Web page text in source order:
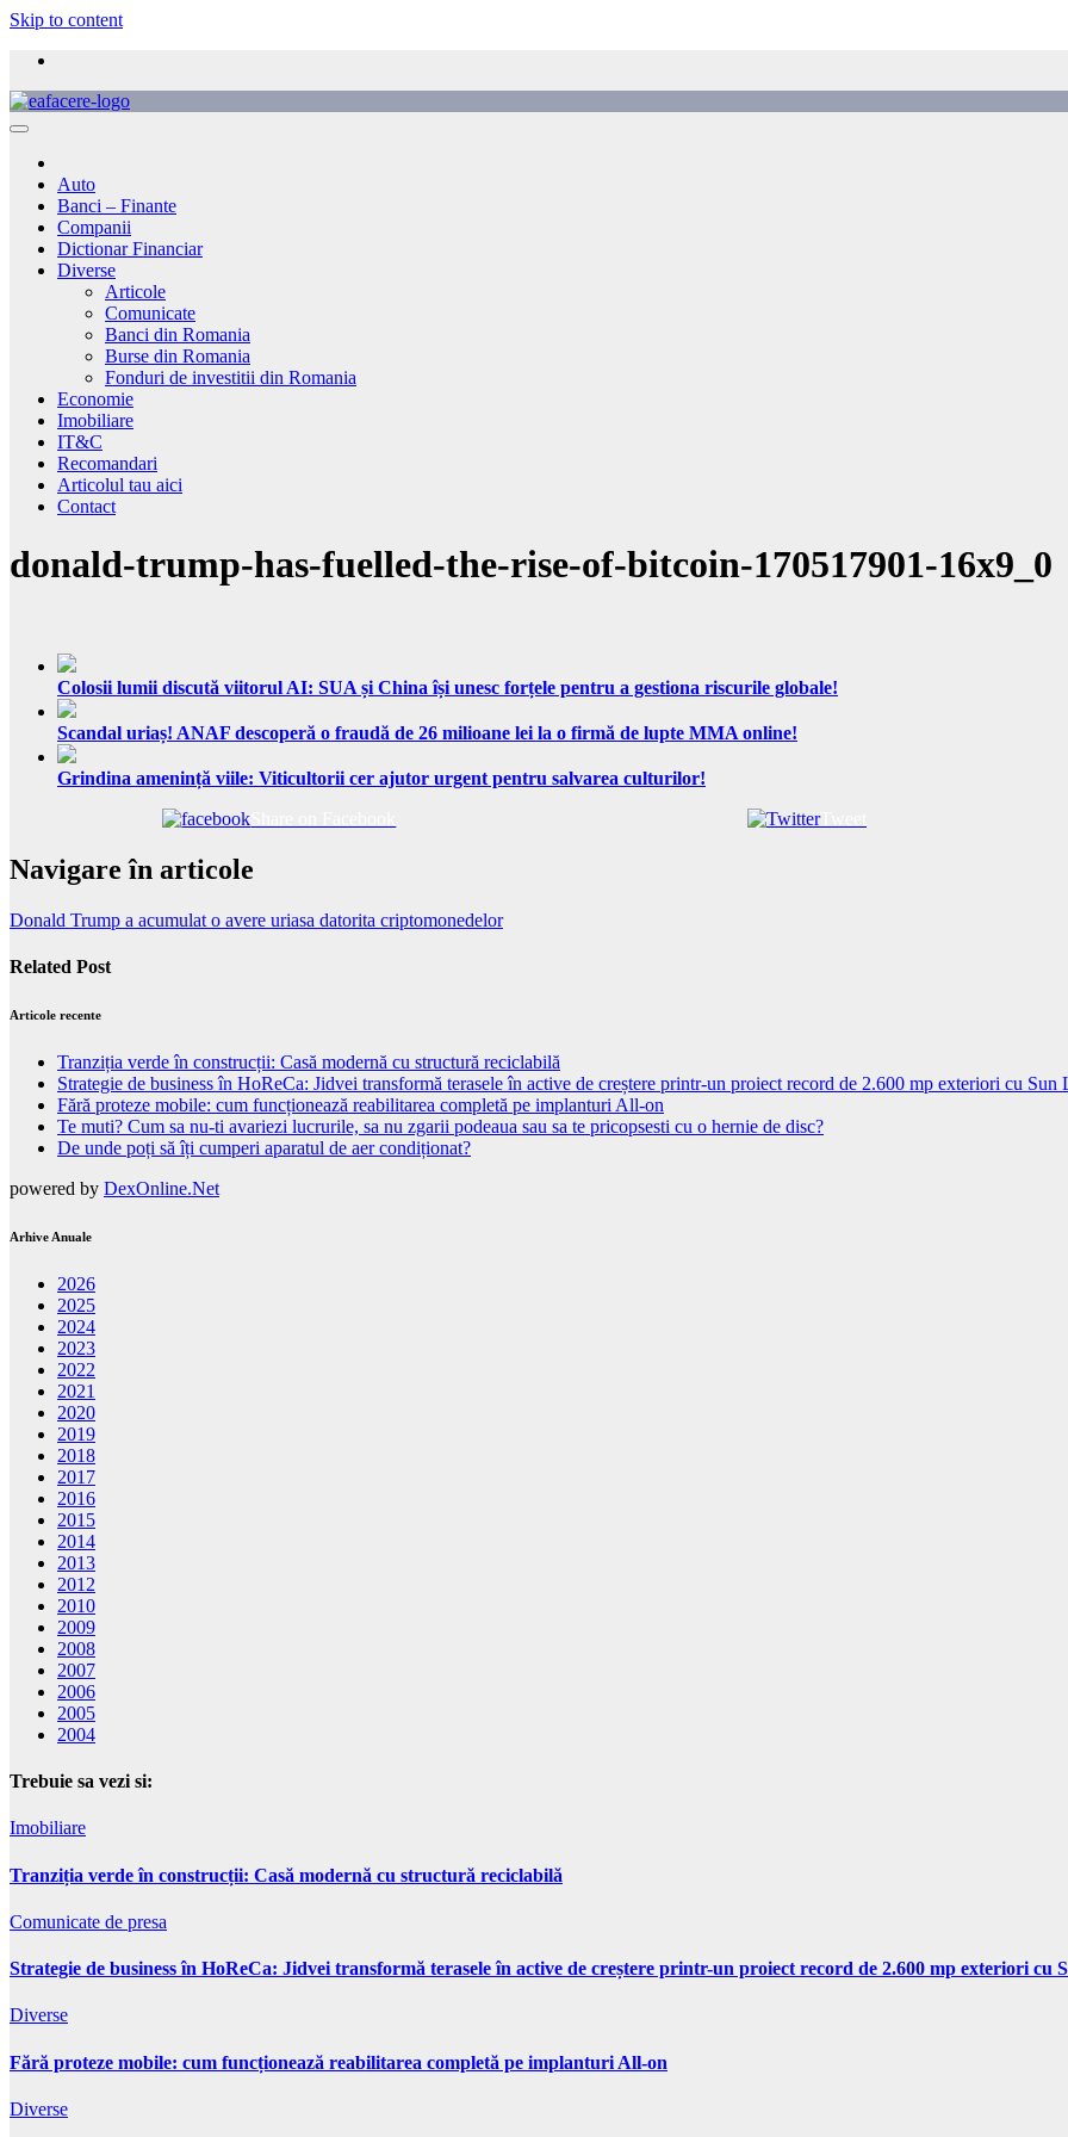
Skip to content
Auto
Banci – Finante
Companii
Dictionar Financiar
Diverse
Articole
Comunicate
Banci din Romania
Burse din Romania
Fonduri de investitii din Romania
Economie
Imobiliare
IT&C
Recomandari
Articolul tau aici
Contact
donald-trump-has-fuelled-the-rise-of-bitcoin-170517901-16x9_0
Colosii lumii discută viitorul AI: SUA și China își unesc forțele pentru a gestiona riscurile globale!
Scandal uriaș! ANAF descoperă o fraudă de 26 milioane lei la o firmă de lupte MMA online!
Grindina amenință viile: Viticultorii cer ajutor urgent pentru salvarea culturilor!
Tweet
Navigare în articole
Donald Trump a acumulat o avere uriasa datorita criptomonedelor
Related Post
Articole recente
Tranziția verde în construcții: Casă modernă cu structură reciclabilă
Strategie de business în HoReCa: Jidvei transformă terasele în active de creștere printr-un proiect record de 2.600 mp exteriori cu Sun
Fără proteze mobile: cum funcționează reabilitarea completă pe implanturi All-on
Te muti? Cum sa nu-ti avariezi lucrurile, sa nu zgarii podeaua sau sa te pricopsesti cu o hernie de disc?
De unde poți să îți cumperi aparatul de aer condiționat?
powered by DexOnline.Net
Arhive Anuale
2026
2025
2024
2023
2022
2021
2020
2019
2018
2017
2016
2015
2014
2013
2012
2010
2009
2008
2007
2006
2005
2004
Trebuie sa vezi si:
Imobiliare
Tranziția verde în construcții: Casă modernă cu structură reciclabilă
Comunicate de presa
Strategie de business în HoReCa: Jidvei transformă terasele în active de creștere printr-un proiect record de 2.600 mp exteriori cu
Diverse
Fără proteze mobile: cum funcționează reabilitarea completă pe implanturi All-on
Diverse